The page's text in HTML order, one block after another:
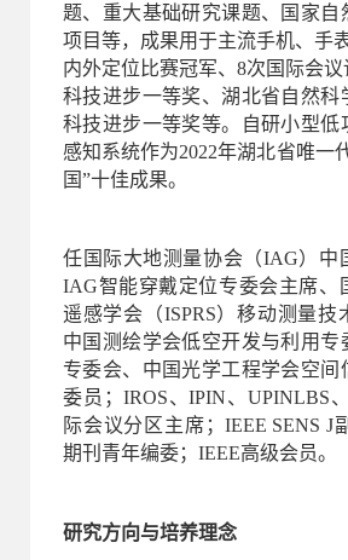
题、重大基础研究课题、国家自
项目等，成果用于主流手机、手
内外定位比赛冠军、8次国际会
科技进步一等奖、湖北省自然科
科技进步一等奖等。自研小型低
感知系统作为2022年湖北省唯一
国”十佳成果。
任 国际大地测量协会（IAG）中
IAG智能穿戴定位专委会主席、
遥感学会（ISPRS）移动测量技
中国测绘学会低空开发与利用专
专委会、中国光学工程学会空间
委员；IROS、IPIN、UPINLBS
际会议分区主席；IEEE SENS J
期刊青年编委；IEEE高级会员。
研究方向与培养理念